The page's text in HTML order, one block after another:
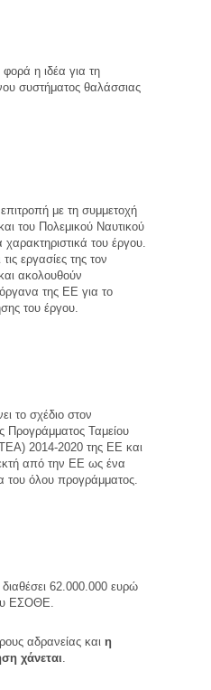
η ιδέα για τη
συστήματος θαλάσσιας
με τη συμμετοχή
του Πολεμικού Ναυτικού
χαρακτηριστικά του έργου.
εργασίες της τον
ακολουθούν
της ΕΕ για το
του έργου.
το σχέδιο στον
Προγράμματος Ταμείου
2014-2020 της ΕΕ και
από την ΕΕ ως ένα
του όλου προγράμματος.
62.000.000 ευρώ
ΕΣΟΘΕ.
αδρανείας καιη
χάνεται.